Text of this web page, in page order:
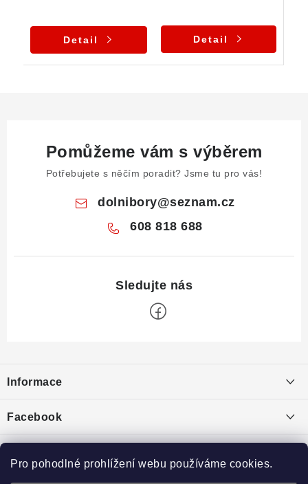
Pro pohodlné prohlížení webu používáme cookies.
Detail Detail
Pomůžeme vám s výběrem
Potřebujete s něčím poradit? Jsme tu pro vás!
dolnibory@seznam.cz
608 818 688
p
a
í
Informace
Puncovní značky
Ochrana osobních údajů
Facebook
Toplist